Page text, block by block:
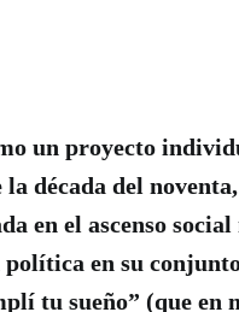
un proyecto
década del
en el ascenso social
en su
tu sueño” (que en